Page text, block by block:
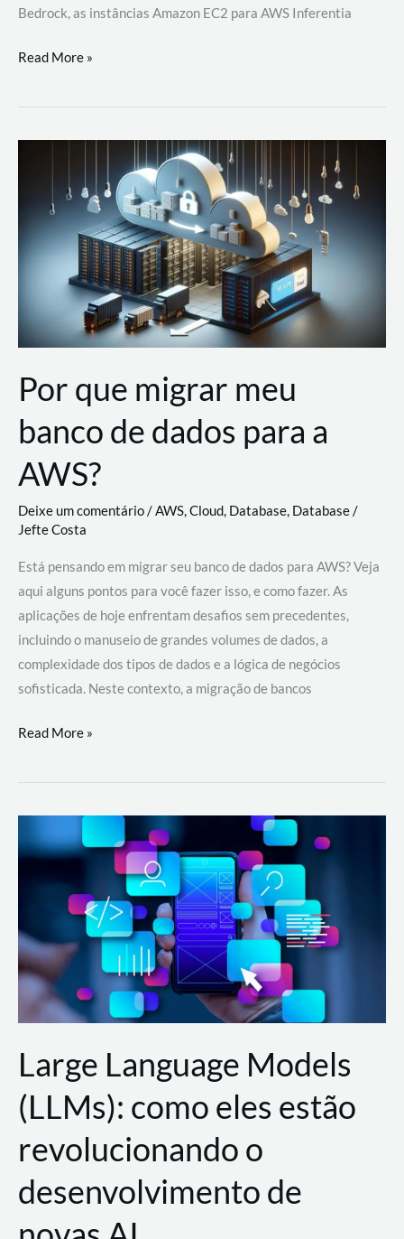
Bedrock, as instâncias Amazon EC2 para AWS Inferentia
Utilizando
Soluções
AWS
Read More »
Por que migrar meu
banco de dados para a
AWS?
Deixe um comentário/AWS,Cloud, Database, Database/
Jefte Costa
Está pensando em migrar seu banco de dados para AWS? Veja
aqui alguns pontos para você fazer isso, e como fazer. As
aplicações de hoje enfrentam desafios sem precedentes,
incluindo o manuseio de grandes volumes de dados, a
complexidade dos tipos de dados e a lógica de negócios
sofisticada. Neste contexto, a migração de bancos
Por
migrar
de
a
AWS?
Read More »
Large Language Models
(LLMs): como eles estão
revolucionando o
desenvolvimento de